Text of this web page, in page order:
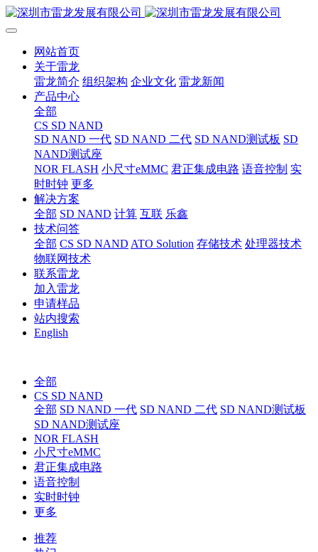
网站首页
关于雷龙
雷龙简介 组织架构 企业文化 雷龙新闻
产品中心
全部
CS SD NAND
SD NAND 一代 SD NAND 二代 SD NAND测试板 SD
NAND测试座
NOR FLASH 小尺寸eMMC 君正集成电路 语音控制 实
时时钟 更多
解决方案
全部 SD NAND 计算 互联 乐鑫
技术问答
全部 CS SD NAND ATO Solution 存储技术 处理器技术
物联网技术
联系雷龙
加入雷龙
申请样品
站内搜索
English
全部
CS SD NAND
全部 SD NAND 一代 SD NAND 二代 SD NAND测试板
SD NAND测试座
NOR FLASH
小尺寸eMMC
君正集成电路
语音控制
实时时钟
更多
推荐